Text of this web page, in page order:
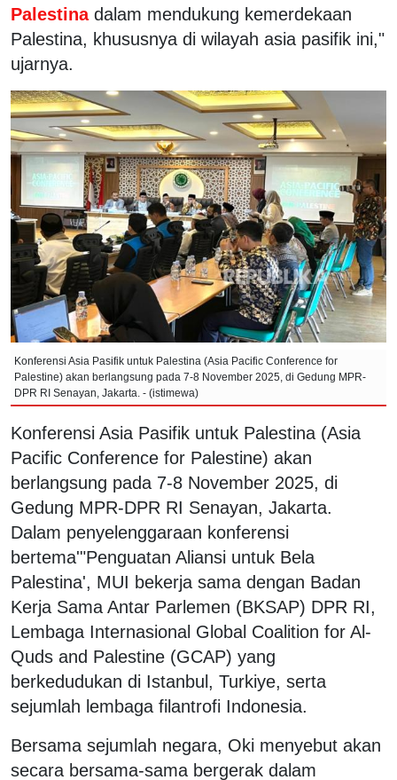
Palestina dalam mendukung kemerdekaan
Palestina, khususnya di wilayah asia pasifik ini,"
ujarnya.
Konferensi Asia Pasifik untuk Palestina (Asia Pacific Conference for
Palestine) akan berlangsung pada 7-8 November 2025, di Gedung MPR-
DPR RI Senayan, Jakarta. - (istimewa)
Konferensi Asia Pasifik untuk Palestina (Asia
Pacific Conference for Palestine) akan
berlangsung pada 7-8 November 2025, di
Gedung MPR-DPR RI Senayan, Jakarta.
Dalam penyelenggaraan konferensi
bertema'"Penguatan Aliansi untuk Bela
Palestina', MUI bekerja sama dengan Badan
Kerja Sama Antar Parlemen (BKSAP) DPR RI,
Lembaga Internasional Global Coalition for Al-
Quds and Palestine (GCAP) yang
berkedudukan di Istanbul, Turkiye, serta
sejumlah lembaga filantrofi Indonesia.
Bersama sejumlah negara, Oki menyebut akan
secara bersama-sama bergerak dalam